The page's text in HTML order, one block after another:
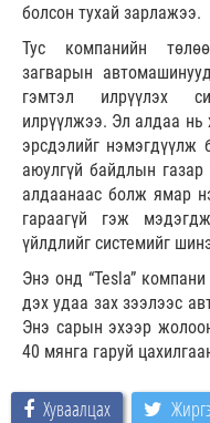
болсон тухай зарлажээ.
Тус компанийн
загварын
гэмтэл илрүүлэх
илрүүлжээ. Эл алдаа нь
эрсдэлийг
аюулгүй байдлын газар
алдаанаас болж ямар
гараагүй гэж
үйлдлийг системийг
Энэ онд “Tesla”
дэх удаа зах зээлээс
Энэ сарын эхээр
40 мянга гаруй
Хуваалцах